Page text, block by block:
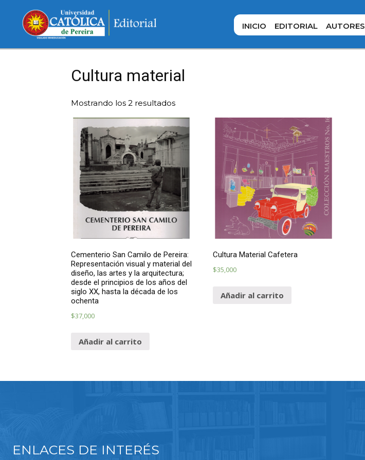
INICIO EDITORIAL AUTORES
Cultura material
Mostrando los 2 resultados
Cementerio San Camilo de Pereira:
Representación visual y material del
diseño, las artes y la arquitectura;
desde el principios de los años del
siglo XX, hasta la década de los
ochenta
$37,000
Añadir al carrito
Cultura Material Cafetera
$35,000
Añadir al carrito
ENLACES DE INTERÉS